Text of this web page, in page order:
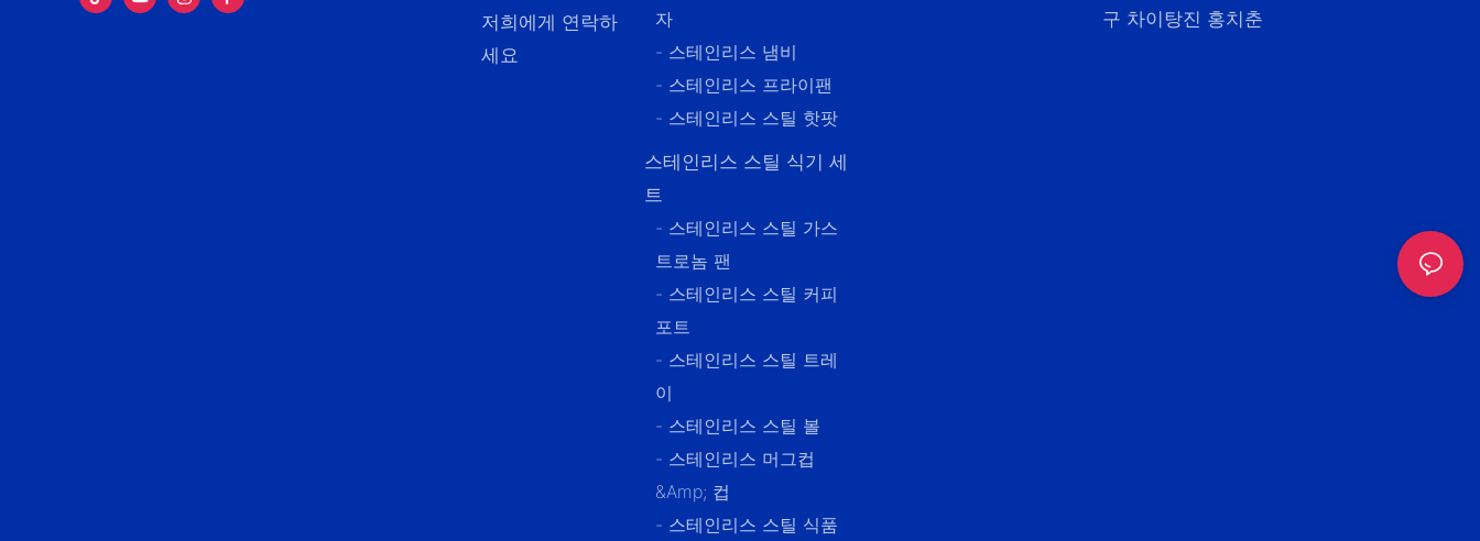
저희에게 연락하
세요
자
- 스테인리스 냄비
- 스테인리스 프라이팬
- 스테인리스 스틸 핫팟
스테인리스 스틸 식기 세
트
- 스테인리스 스틸 가스
트로놈 팬
- 스테인리스 스틸 커피
포트
- 스테인리스 스틸 트레
이
- 스테인리스 스틸 볼
- 스테인리스 머그컵
&amp; 컵
- 스테인리스 스틸 식품
구 차이탕진 홍치춘